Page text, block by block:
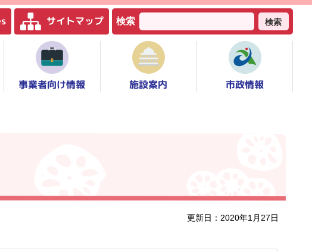
サイトマップ 検索 検索
事業者向け情報 施設案内 市政情報
更新日：2020年1月27日